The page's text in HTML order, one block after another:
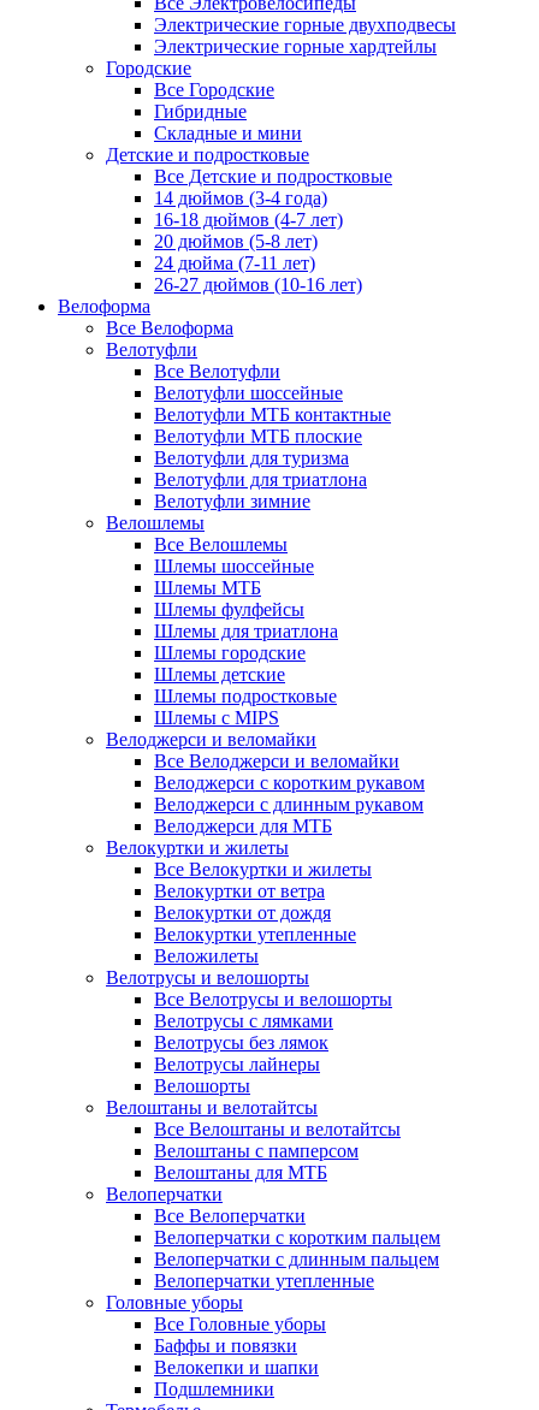
Электрические горные двухподвесы
Электрические горные хардтейлы
Городские
Все Городские
Гибридные
Складные и мини
Детские и подростковые
Все Детские и подростковые
14 дюймов (3-4 года)
16-18 дюймов (4-7 лет)
20 дюймов (5-8 лет)
24 дюйма (7-11 лет)
26-27 дюймов (10-16 лет)
Велоформа
Все Велоформа
Велотуфли
Все Велотуфли
Велотуфли шоссейные
Велотуфли МТБ контактные
Велотуфли МТБ плоские
Велотуфли для туризма
Велотуфли для триатлона
Велотуфли зимние
Велошлемы
Все Велошлемы
Шлемы шоссейные
Шлемы МТБ
Шлемы фулфейсы
Шлемы для триатлона
Шлемы городские
Шлемы детские
Шлемы подростковые
Шлемы с MIPS
Велоджерси и веломайки
Все Велоджерси и веломайки
Велоджерси с коротким рукавом
Велоджерси с длинным рукавом
Велоджерси для МТБ
Велокуртки и жилеты
Все Велокуртки и жилеты
Велокуртки от ветра
Велокуртки от дождя
Велокуртки утепленные
Веложилеты
Велотрусы и велошорты
Все Велотрусы и велошорты
Велотрусы с лямками
Велотрусы без лямок
Велотрусы лайнеры
Велошорты
Велоштаны и велотайтсы
Все Велоштаны и велотайтсы
Велоштаны с памперсом
Велоштаны для МТБ
Велоперчатки
Все Велоперчатки
Велоперчатки с коротким пальцем
Велоперчатки с длинным пальцем
Велоперчатки утепленные
Головные уборы
Все Головные уборы
Баффы и повязки
Велокепки и шапки
Подшлемники